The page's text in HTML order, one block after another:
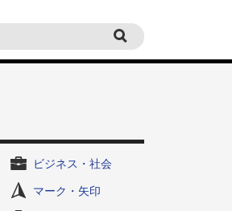
ビジネス・社会
マーク・矢印